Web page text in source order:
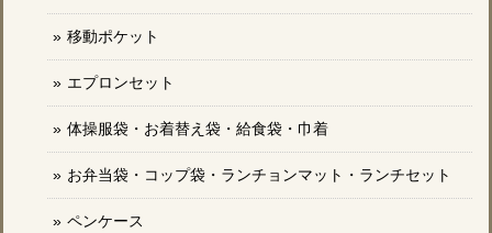
移動ポケット
エプロンセット
体操服袋・お着替え袋・給食袋・巾着
お弁当袋・コップ袋・ランチョンマット・ランチセット
ペンケース